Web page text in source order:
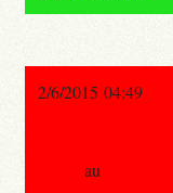
2/6/2015 04:49
au